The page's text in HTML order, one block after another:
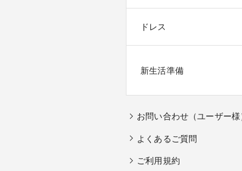
ドレス
新生活準備
お問い合わせ（ユーザー様
よくあるご質問
ご利用規約